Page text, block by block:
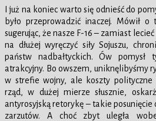
I już na koniec warto się odnieść do
było przeprowadzić inaczej. Mówił o
sugerując, że nasze F-16 – zamiast
na dłużej wyręczyć siły Sojuszu,
państw nadbałtyckich. Ów pomysł
atrakcyjny. Bo owszem, uniknęlibyśmy
w strefie wojny, ale koszty polityczne
rząd, w dużej mierze słusznie,
antyrosyjską retorykę – takie posunięcie
zarzutów. A choć zbyt uległa